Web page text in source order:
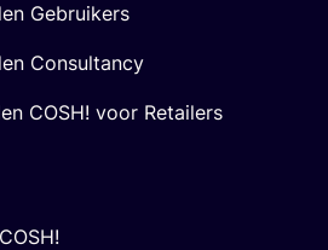
Gebruikers
Consultancy
COSH! voor Retailers